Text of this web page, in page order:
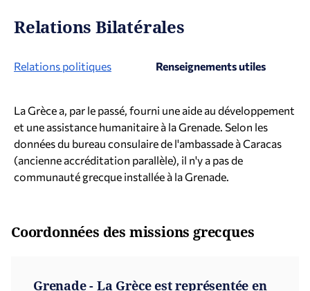
Relations Bilatérales
Relations politiques Renseignements utiles
La Grèce a, par le passé, fourni une aide au développement
et une assistance humanitaire à la Grenade. Selon les
données du bureau consulaire de l'ambassade à Caracas
(ancienne accréditation parallèle), il n'y a pas de
communauté grecque installée à la Grenade.
Coordonnées des missions grecques
Grenade - La Grèce est représentée en